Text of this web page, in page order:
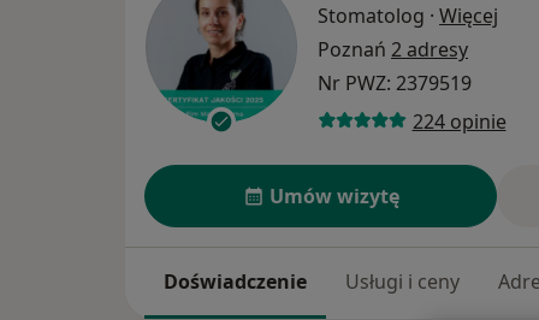
Stomatolog · Więcej
Poznań 2 adresy
Nr PWZ: 2379519
224 opinie
Umów wizytę
Doświadczenie Usługi i ceny